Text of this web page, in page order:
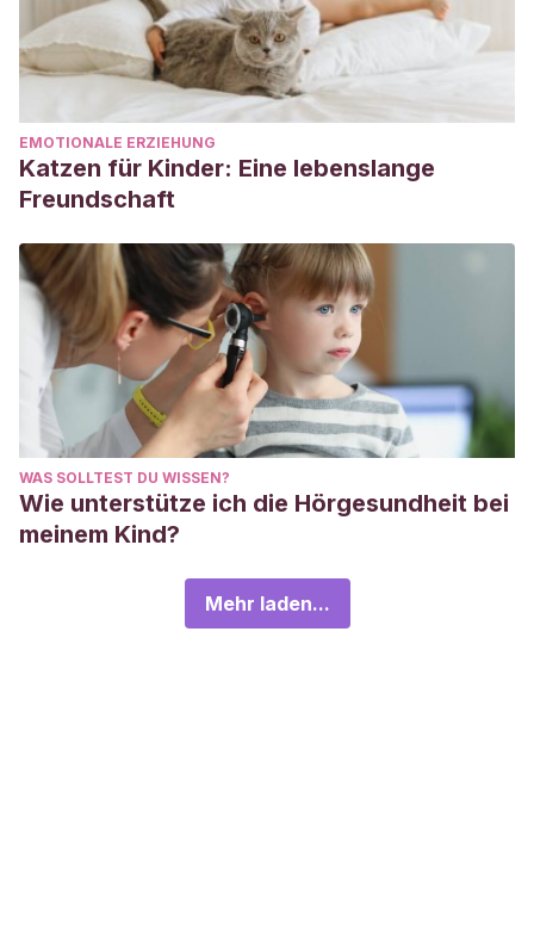
EMOTIONALE ERZIEHUNG
Katzen für Kinder: Eine lebenslange
Freundschaft
WAS SOLLTEST DU WISSEN?
Wie unterstütze ich die Hörgesundheit bei
meinem Kind?
Mehr laden...